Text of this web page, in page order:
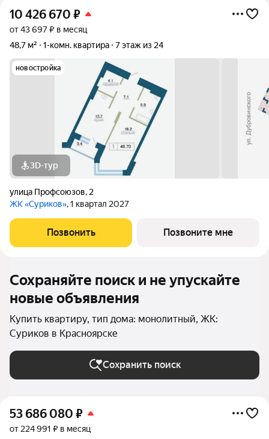
10 426 670 ₽
от 43 697 ₽ в месяц
48,7 м²
1-комн. квартира 7 этаж из 24
новостройка
3D-тур
улица Профсоюзов, 2
ЖК «Суриков», 1 квартал 2027
Позвонить Позвоните мне
Сохраняйте поиск и не упускайте
новые объявления
Купить квартиру, тип дома: монолитный, ЖК:
Суриков в Красноярске
Сохранить поиск
53 686 080 ₽
от 224 991 ₽ в месяц